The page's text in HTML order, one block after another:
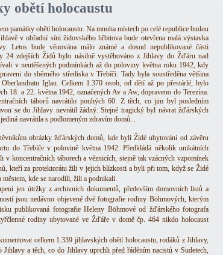
obětí holocaustu
památky obětí holocaustu. Na mnoha místech po celé republice budou
v obřadní síni židovského hřbitova bude otevřena malá výstavka
Letos bude věnována málo známé a dosud nepublikované části
24 zdejších Židů bylo násilně vystěhováno z Jihlavy do Žďáru nad
v neutěšených podmínkách až do poloviny května roku 1942, kdy
do sběrného střediska v Třebíči. Tady byla soustředěna většina
Iglau. Celkem 1.370 osob, od dětí až po přestárlé, bylo
18. a 22. května 1942, označených Av a Aw, dopraveno do Terezína.
táborů navrátilo pouhých 60. Z těch, co jim byl posledním
se do Jihlavy nevrátil žádný. Stejně tragický byl návrat žďárských
navrátila s podlomeným zdravím domů...
obrázky žďárských domů, kde byli Židé ubytováni od závěru
do Třebíče v polovině května 1942. Předkládá několik unikátních
v koncentračních táborech a věznicích, stejně tak vzácných vzpomínek
kteří za protektorátu žili v jejich blízkosti a byli při tom, když se Židé
kde se narodili, žili a podnikali.
jen útržky z archivních dokumentů, především domovních listů a
jsou nedávno objevené dvě fotografie rodiny Böhmových, kterým
publikovaná fotografie Heleny Böhmové od žďárského fotografa
rodiny ubytované ve Žďáře v domě čp. 464 nikdo holocaust
celkem 1.339 jihlavských obětí holocaustu, rodáků z Jihlavy,
a těch, co do Jihlavy uprchli před řáděním nacistů v Sudetech,